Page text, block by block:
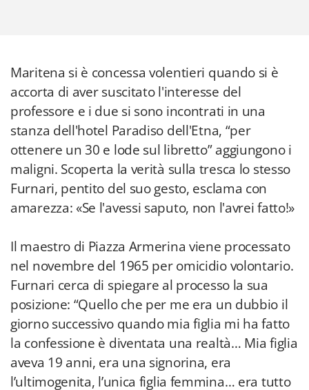
Maritena si è concessa volentieri quando si è
accorta di aver suscitato l'interesse del
professore e i due si sono incontrati in una
stanza dell'hotel Paradiso dell'Etna, “per
ottenere un 30 e lode sul libretto” aggiungono i
maligni. Scoperta la verità sulla tresca lo stesso
Furnari, pentito del suo gesto, esclama con
amarezza: «Se l'avessi saputo, non l'avrei fatto!»
Il maestro di Piazza Armerina viene processato
nel novembre del 1965 per omicidio volontario.
Furnari cerca di spiegare al processo la sua
posizione: “Quello che per me era un dubbio il
giorno successivo quando mia figlia mi ha fatto
la confessione è diventata una realtà… Mia figlia
aveva 19 anni, era una signorina, era
l’ultimogenita, l’unica figlia femmina… era tutto